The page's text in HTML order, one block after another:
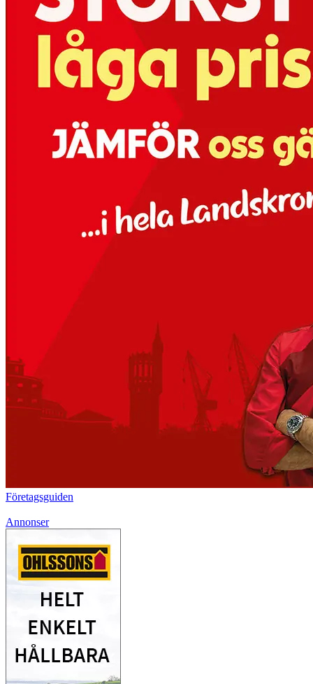
Företagsguiden
Annonser